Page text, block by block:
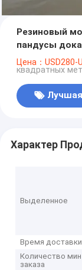
Резиновый
пандусы
морские
Цена：
квадратных
Характер
Выделенное
Время доставки
Количество мин
заказа